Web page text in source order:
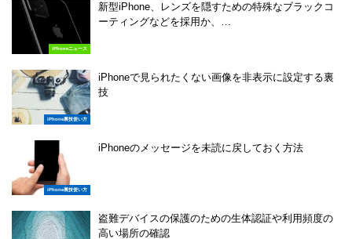
iPhoneニュース
新型iPhone、レンズを隠すための特殊なブラックコ
ーティングなどを採用か、…
iPhone裏技使い方
iPhoneで見られたくない画像を非表示に設定する裏
技
iPhone裏技使い方
iPhoneのメッセージを未読に戻しておく方法
盗難デバイスの保護のための生体認証や利用頻度の
高い場所の確認